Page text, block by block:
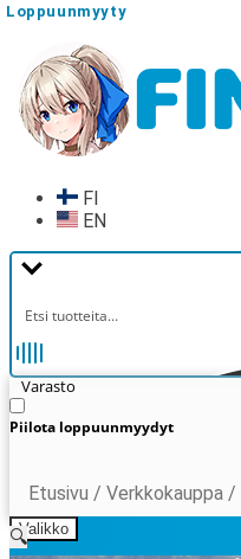
navigointiin
sisältöön
FI
EN
Varasto
Piilota loppuunmyydyt
Valikko
Etusivu / Verkkokauppa /
🔍
Loppuunmyyty